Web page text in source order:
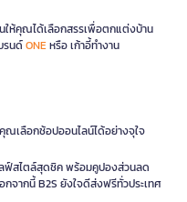
ห้คุณได้เลือกสรรเพื่อตกแต่งบ้าน
รนด์ONEหรือ เก้าอี้ทำงาน
ณเลือกช้อปออนไลน์ได้อย่างจุใจ
ลฟ์สไตล์สุดชิค พร้อมคูปองส่วนลด
จากนี้ B2S ยังใจดีส่งฟรีทั่วประเทศ